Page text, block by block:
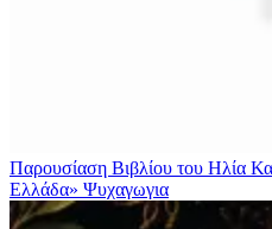
Παρουσίαση Βιβλίου του Ηλία
Ελλάδα» Ψυχαγωγια